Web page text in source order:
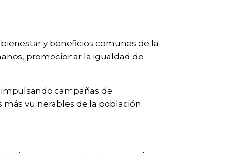
y beneficios comunes de la
promocionar la igualdad de
campañas de
vulnerables de la población.